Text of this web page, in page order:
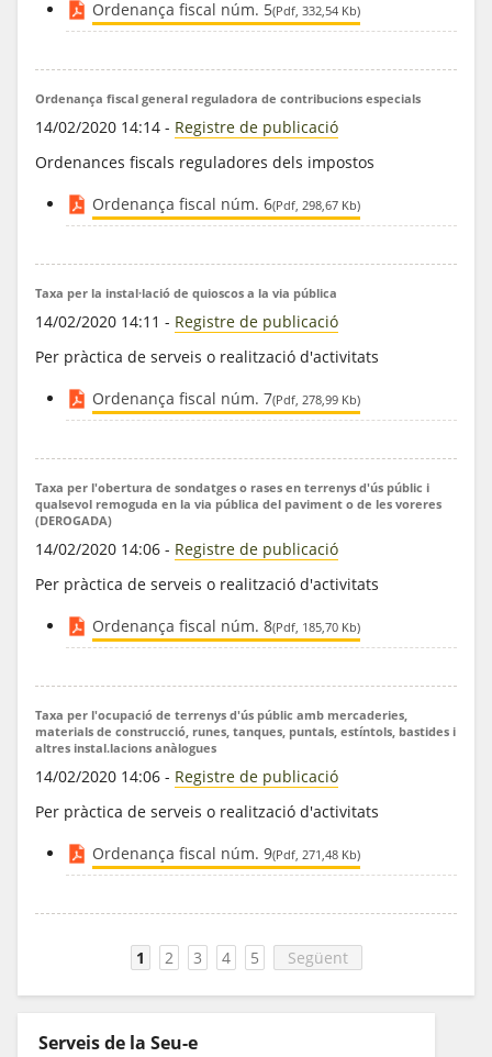
Serveis de la Seu-e
Ordenança fiscal núm. 5(Pdf, 332,54 Kb)
Ordenança fiscal general reguladora de contribucions especials
14/02/2020 14:14 - Registre de publicació
Ordenances fiscals reguladores dels impostos
Ordenança fiscal núm. 6(Pdf, 298,67 Kb)
Taxa per la instal·lació de quioscos a la via pública
14/02/2020 14:11 - Registre de publicació
Per pràctica de serveis o realització d'activitats
Ordenança fiscal núm. 7(Pdf, 278,99 Kb)
Taxa per l'obertura de sondatges o rases en terrenys d'ús públic i
qualsevol remoguda en la via pública del paviment o de les voreres
(DEROGADA)
14/02/2020 14:06 - Registre de publicació
Per pràctica de serveis o realització d'activitats
Ordenança fiscal núm. 8(Pdf, 185,70 Kb)
Taxa per l'ocupació de terrenys d'ús públic amb mercaderies,
materials de construcció, runes, tanques, puntals, estíntols, bastides i
altres instal.lacions anàlogues
14/02/2020 14:06 - Registre de publicació
Per pràctica de serveis o realització d'activitats
Ordenança fiscal núm. 9(Pdf, 271,48 Kb)
1 2 3 4 5 Següent